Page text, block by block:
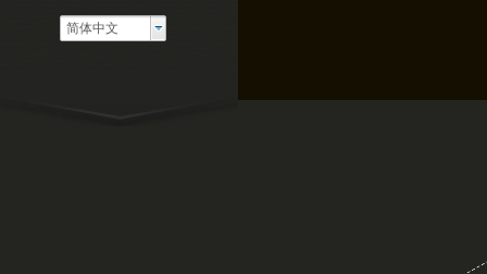
简体中文